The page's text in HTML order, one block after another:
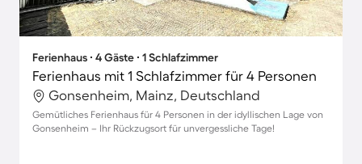
Ferienhaus ∙ 4 Gäste ∙ 1 Schlafzimmer
Ferienhaus mit 1 Schlafzimmer für 4 Personen
Gonsenheim, Mainz, Deutschland
Gemütliches Ferienhaus für 4 Personen in der idyllischen Lage von
Gonsenheim – Ihr Rückzugsort für unvergessliche Tage!